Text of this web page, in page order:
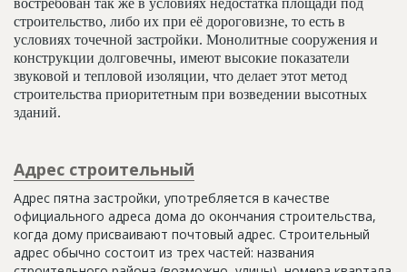
востребован так же в условиях недостатка площади под
строительство, либо их при её дороговизне, то есть в
условиях точечной застройки. Монолитные сооружения и
конструкции долговечны, имеют высокие показатели
звуковой и тепловой изоляции, что делает этот метод
строительства приоритетным при возведении высотных
зданий.
Адрес строительный
Адрес пятна застройки, употребляется в качестве
официального адреса дома до окончания строительства,
когда дому присваивают почтовый адрес. Строительный
адрес обычно состоит из трех частей: названия